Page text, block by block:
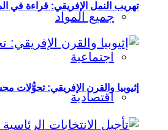
جميع المواد
اجتماعية
اقتصادية
تهريب النمل الإفريقي: قراءة في
إثيوبيا والقرن الإفريقي: تحوُّلات